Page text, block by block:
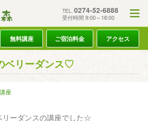
TEL. 0274-52-6888
受付時間 9:00～18:00
無料講座 ご宿泊料金 アクセス
ベリーダンス♡
講座
リーダンスの講座でした☆